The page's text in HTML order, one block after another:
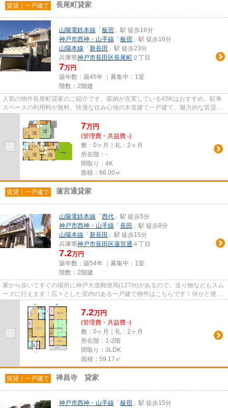
賃貸｜一戸建て 長尾町貸家
山陽電鉄本線 「 板宿 」駅 徒歩16分
神戸市西神・山手線 「 板宿 」駅 徒歩16分
山陽本線 「 新長田 」駅 徒歩23分
兵庫県神戸市長田区長尾町 ２丁目
7万円
築年数：築45年 ｜募集中： 1室
階数：2階建
人気の物件長尾町貸家のご紹介です。収納が充実している4SKはおすすめ。駐車
スペースの利用料が無料。快適な住み心地の木造建て一戸建て。魅力的な賃貸物
7万円
(管理費・共益費 -)
敷：0ヶ月｜礼：2ヶ月
所在階：-
間取り：4K
面積：66.00㎡
賃貸｜一戸建て 蓮宮通貸家
山陽電鉄本線 「 西代 」駅 徒歩5分
神戸市西神・山手線 「 長田 」駅 徒歩8分
山陽本線 「 新長田 」駅 徒歩15分
兵庫県神戸市長田区蓮宮通 ４丁目
7.2万円
築年数：築54年 ｜募集中： 1室
階数：2階建
家から歩いてすぐの場所に神戸大道郵便局(127m)があるので、送り物などもスム
ーズに行えます！広々とした室内のある一戸建て物件はこちらです！何かと便利
な2駅利用可能な物件！駐車ス...
7.2万円
(管理費・共益費 -)
敷：0ヶ月｜礼：2ヶ月
所在階：1-2階
間取り：3LDK
面積：59.17㎡
賃貸｜一戸建て 禅昌寺 貸家
神戸市西神・山手線 「 板宿 」駅 徒歩15分